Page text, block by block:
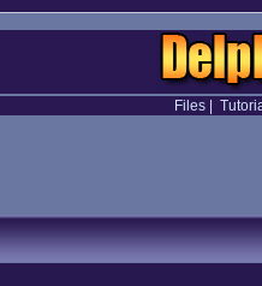
Files|